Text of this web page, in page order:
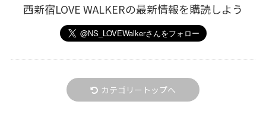
西新宿LOVE WALKERの最新情報を購読しよう
カテゴリートップへ